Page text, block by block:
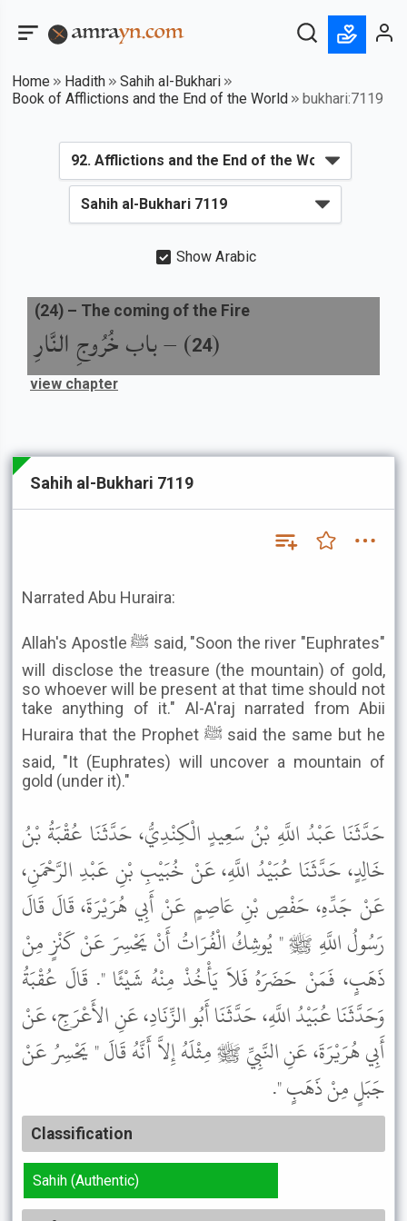
Home Hadith
Sahih al-Bukhari
Book of Afflictions and the End of the World
bukhari:7119
Show Arabic
(
24
) –باب خُرُوجِ النَّارِ
(24) – The coming of the Fire
view chapter
Sahih al-Bukhari 7119
Narrated Abu Huraira:
Allah's Apostle ﷺ said, "Soon the river "Euphrates"
will disclose the treasure (the mountain) of gold,
so whoever will be present at that time should not
take anything of it." Al-A'raj narrated from Abii
Huraira that the Prophet ﷺ said the same but he
said, "It (Euphrates) will uncover a mountain of
gold (under it)."
حَدَّثَنَا عَبْدُ اللَّهِ بْنُ سَعِيدٍ الْكِنْدِيُّ، حَدَّثَنَا عُقْبَةُ بْنُ
خَالِدٍ، حَدَّثَنَا عُبَيْدُ اللَّهِ، عَنْ خُبَيْبِ بْنِ عَبْدِ الرَّحْمَنِ،
عَنْ جَدِّهِ، حَفْصِ بْنِ عَاصِمٍ عَنْ أَبِي هُرَيْرَةَ، قَالَ قَالَ
رَسُولُ اللَّهِ ﷺ " يُوشِكُ الْفُرَاتُ أَنْ يَحْسِرَ عَنْ كَنْزٍ مِنْ
ذَهَبٍ، فَمَنْ حَضَرَهُ فَلاَ يَأْخُذْ مِنْهُ شَيْئًا ". قَالَ عُقْبَةُ
وَحَدَّثَنَا عُبَيْدُ اللَّهِ، حَدَّثَنَا أَبُو الزِّنَادِ، عَنِ الأَعْرَجِ، عَنْ
أَبِي هُرَيْرَةَ، عَنِ النَّبِيِّ ﷺ مِثْلَهُ إِلاَّ أَنَّهُ قَالَ " يَحْسِرُ عَنْ
جَبَلٍ مِنْ ذَهَبٍ ".
Classification
Sahih (Authentic)